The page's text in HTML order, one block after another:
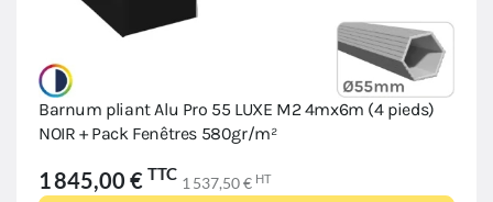
Barnum pliant Alu Pro 55 LUXE M2 4mx6m (4 pieds)
NOIR + Pack Fenêtres 580gr/m²
1 845,00 € TTC 1 537,50 € HT